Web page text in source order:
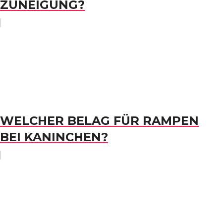
ZUNEIGUNG?
WELCHER BELAG FÜR RAMPEN
BEI KANINCHEN?